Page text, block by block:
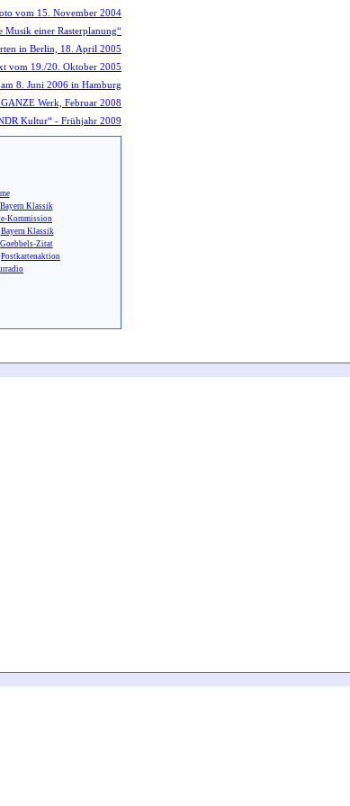
Klassik
Kommission
Bayern Klassik
Goebbels-Zitat
Postkartenaktion